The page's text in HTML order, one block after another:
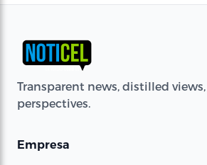
Transparent news, distilled
perspectives.
Empresa